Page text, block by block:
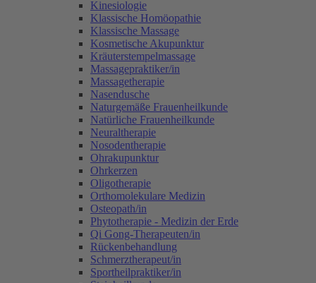
Kinesiologie
Klassische Homöopathie
Klassische Massage
Kosmetische Akupunktur
Kräuterstempelmassage
Massagepraktiker/in
Massagetherapie
Nasendusche
Naturgemäße Frauenheilkunde
Natürliche Frauenheilkunde
Neuraltherapie
Nosodentherapie
Ohrakupunktur
Ohrkerzen
Oligotherapie
Orthomolekulare Medizin
Osteopath/in
Phytotherapie - Medizin der Erde
Qi Gong-Therapeuten/in
Rückenbehandlung
Schmerztherapeut/in
Sportheilpraktiker/in